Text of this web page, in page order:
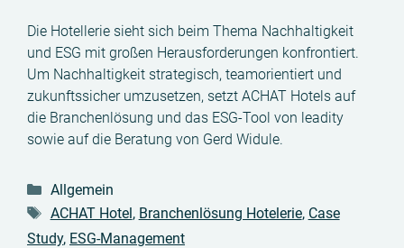
Die Hotellerie sieht sich beim Thema Nachhaltigkeit
und ESG mit großen Herausforderungen konfrontiert.
Um Nachhaltigkeit strategisch, teamorientiert und
zukunftssicher umzusetzen, setzt ACHAT Hotels auf
die Branchenlösung und das ESG-Tool von leadity
sowie auf die Beratung von Gerd Widule.
Kategorien
Allgemein
Schlagwörter
ACHAT Hotel, Branchenlösung Hotelerie, Case
Study, ESG-Management